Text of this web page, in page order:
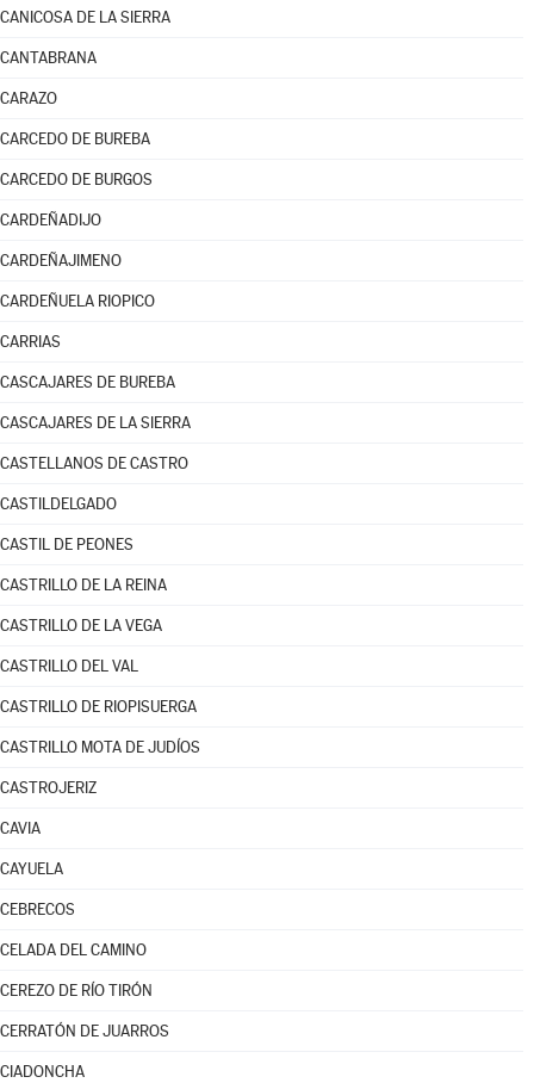
CANICOSA DE LA SIERRA
CANTABRANA
CARAZO
CARCEDO DE BUREBA
CARCEDO DE BURGOS
CARDEÑADIJO
CARDEÑAJIMENO
CARDEÑUELA RIOPICO
CARRIAS
CASCAJARES DE BUREBA
CASCAJARES DE LA SIERRA
CASTELLANOS DE CASTRO
CASTILDELGADO
CASTIL DE PEONES
CASTRILLO DE LA REINA
CASTRILLO DE LA VEGA
CASTRILLO DEL VAL
CASTRILLO DE RIOPISUERGA
CASTRILLO MOTA DE JUDÍOS
CASTROJERIZ
CAVIA
CAYUELA
CEBRECOS
CELADA DEL CAMINO
CEREZO DE RÍO TIRÓN
CERRATÓN DE JUARROS
CIADONCHA